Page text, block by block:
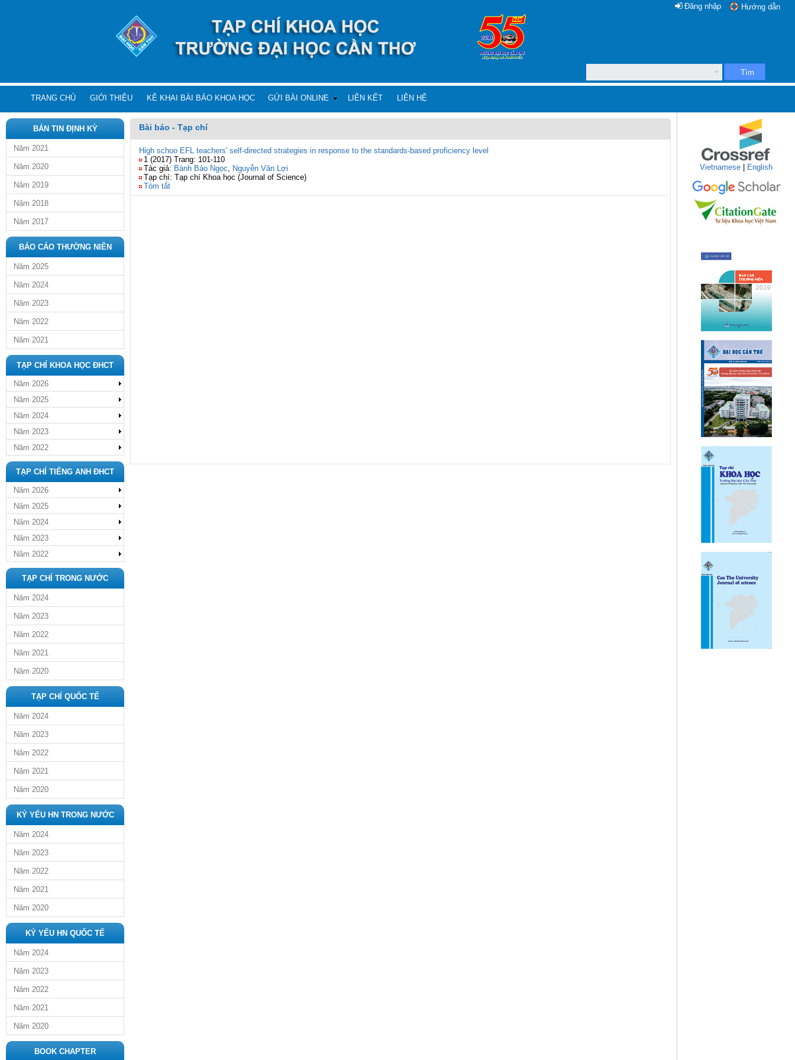
Hướng dẫn
Đăng nhập
Tìm
TRANG CHỦ GIỚI THIỆU KÊ KHAI BÀI BÁO KHOA HỌC GỬI BÀI ONLINE LIÊN KẾT LIÊN HỆ
BẢN TIN ĐỊNH KỲ
Năm 2021
Năm 2020
Năm 2019
Năm 2018
Năm 2017
BÁO CÁO THƯỜNG NIÊN
Năm 2025
Năm 2024
Năm 2023
Năm 2022
Năm 2021
TẠP CHÍ KHOA HỌC ĐHCT
Năm 2026
Năm 2025
Năm 2024
Năm 2023
Năm 2022
TẠP CHÍ TIẾNG ANH ĐHCT
Năm 2026
Năm 2025
Năm 2024
Năm 2023
Năm 2022
TẠP CHÍ TRONG NƯỚC
Năm 2024
Năm 2023
Năm 2022
Năm 2021
Năm 2020
TẠP CHÍ QUỐC TẾ
Năm 2024
Năm 2023
Năm 2022
Năm 2021
Năm 2020
KỶ YẾU HN TRONG NƯỚC
Năm 2024
Năm 2023
Năm 2022
Năm 2021
Năm 2020
KỶ YẾU HN QUỐC TẾ
Năm 2024
Năm 2023
Năm 2022
Năm 2021
Năm 2020
BOOK CHAPTER
Bài báo - Tạp chí
High schoo EFL teachers' self-directed strategies in response to the standards-based proficiency level
1 (2017) Trang: 101-110
Tác giả: Bành Bảo Ngọc, Nguyễn Văn Lợi
Tạp chí: Tạp chí Khoa học (Journal of Science)
Tóm tắt
Vietnamese English